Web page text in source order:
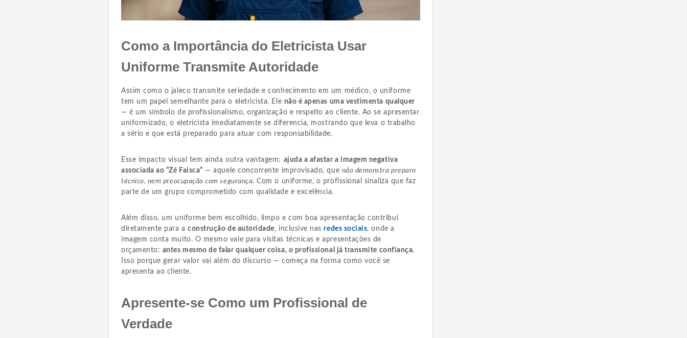
Como a Importância do Eletricista Usar
Uniforme Transmite Autoridade
Assim como o jaleco transmite seriedade e conhecimento em um médico, o uniforme
tem um papel semelhante para o eletricista. Ele não é apenas uma vestimenta qualquer
— é um símbolo de profissionalismo, organização e respeito ao cliente. Ao se apresentar
uniformizado, o eletricista imediatamente se diferencia, mostrando que leva o trabalho
a sério e que está preparado para atuar com responsabilidade.
Esse impacto visual tem ainda outra vantagem: ajuda a afastar a imagem negativa
associada ao “Zé Faísca” — aquele concorrente improvisado, que não demonstra preparo
técnico, nem preocupação com segurança. Com o uniforme, o profissional sinaliza que faz
parte de um grupo comprometido com qualidade e excelência.
Além disso, um uniforme bem escolhido, limpo e com boa apresentação contribui
diretamente para aconstrução de autoridade, inclusive nasredes sociais, onde a
imagem conta muito. O mesmo vale para visitas técnicas e apresentações de
orçamento: antes mesmo de falar qualquer coisa, o profissional já transmite confiança.
Isso porque gerar valor vai além do discurso — começa na forma como você se
apresenta ao cliente.
Apresente-se Como um Profissional de
Verdade